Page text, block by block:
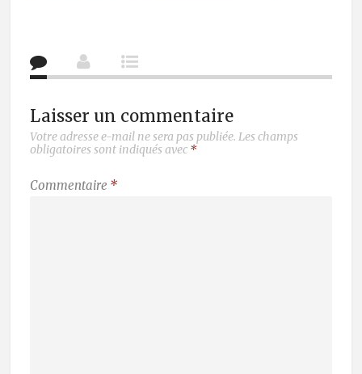
Laisser un commentaire
Votre adresse e-mail ne sera pas publiée. Les champs
obligatoires sont indiqués avec *
Commentaire *